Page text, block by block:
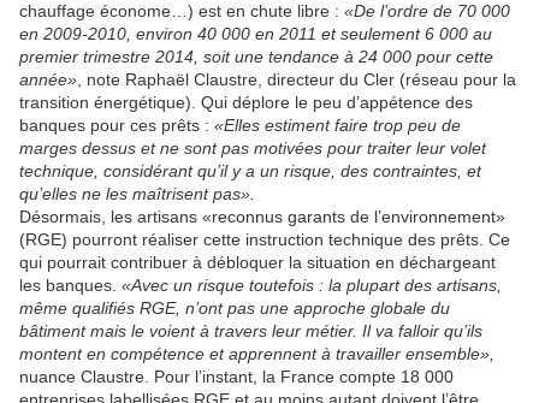
chauffage économe…) est en chute libre : «De l’ordre de 70 000
en 2009-2010, environ 40 000 en 2011 et seulement 6 000 au
premier trimestre 2014, soit une tendance à 24 000 pour cette
année» , note Raphaël Claustre, directeur du Cler (réseau pour la
transition énergétique). Qui déplore le peu d’appétence des
banques pour ces prêts : «Elles estiment faire trop peu de
marges dessus et ne sont pas motivées pour traiter leur volet
technique, considérant qu’il y a un risque, des contraintes, et
qu’elles ne les maîtrisent pas».
Désormais, les artisans «reconnus garants de l’environnement»
(RGE) pourront réaliser cette instruction technique des prêts. Ce
qui pourrait contribuer à débloquer la situation en déchargeant
les banques. «Avec un risque toutefois : la plupart des artisans,
même qualifiés RGE, n’ont pas une approche globale du
bâtiment mais le voient à travers leur métier. Il va falloir qu’ils
montent en compétence et apprennent à travailler ensemble»,
nuance Claustre. Pour l’instant, la France compte 18 000